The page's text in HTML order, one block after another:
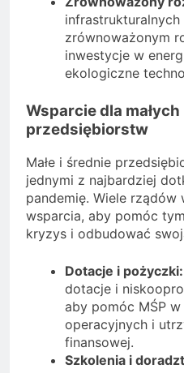
infrastrukturalnych
zrównoważonym
inwestycje w
ekologiczne
Wsparcie dla
przedsiębiorstw
Małe i średnie
jednymi z najbardziej
pandemię. Wiele rządów
wsparcia, aby pomóc
kryzys i odbudować
Dotacje i pożyczki:
dotacje i
aby pomóc MŚP
operacyjnych i
finansowej.
Szkolenia i